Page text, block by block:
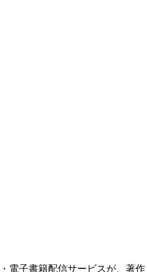
電子書籍配信サービスが、著作